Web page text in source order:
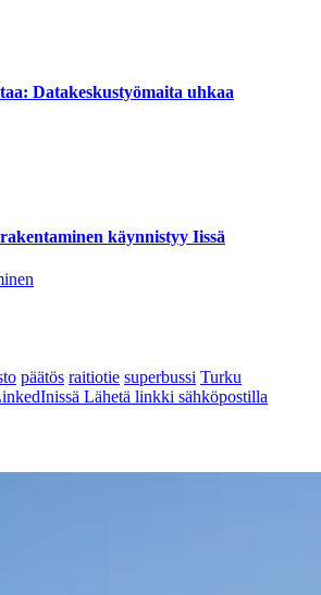
Datakeskustyömaita uhkaa
käynnistyy Iissä
päätös raitiotie superbussi Turku
Lähetä linkki sähköpostilla